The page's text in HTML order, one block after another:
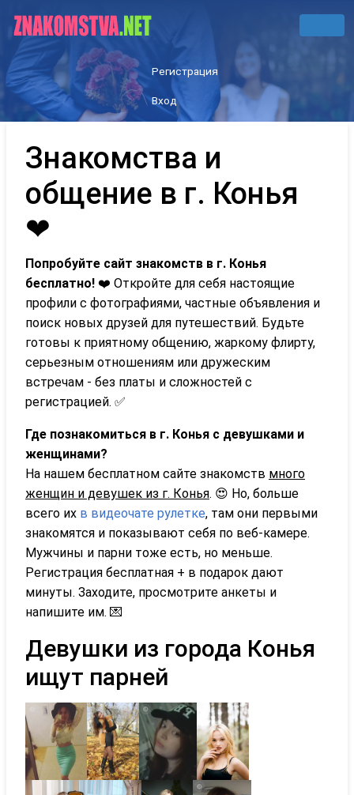
Регистрация
Вход
Знакомства и
общение в г. Конья
❤
Попробуйте сайт знакомств в г. Конья
бесплатно! ❤️ Откройте для себя настоящие
профили с фотографиями, частные объявления и
поиск новых друзей для путешествий. Будьте
готовы к приятному общению, жаркому флирту,
серьезным отношениям или дружеским
встречам - без платы и сложностей с
регистрацией. ✅
Где познакомиться в г. Конья с девушками и
женщинами?
На нашем бесплатном сайте знакомств много
женщин и девушек из г. Конья. 😍 Но, больше
всего их в видеочате рулетке, там они первыми
знакомятся и показывают себя по веб-камере.
Мужчины и парни тоже есть, но меньше.
Регистрация бесплатная + в подарок дают
минуты. Заходите, просмотрите анкеты и
напишите им. 💌
Девушки из города Конья
ищут парней